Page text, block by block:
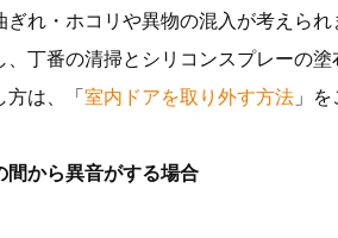
れ・ホコリや異物の混入が考えられ
、丁番の清掃とシリコンスプレーの塗
方は、「 室内ドアを取り外す方法 」
間から異音がする場合